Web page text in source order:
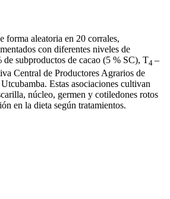
forma aleatoria en 20 corrales,
con diferentes niveles de
de subproductos de cacao (5 % SC), T4 –
Central de Productores Agrarios de
Estas asociaciones cultivan
núcleo, germen y cotiledones rotos
en la dieta según tratamientos.